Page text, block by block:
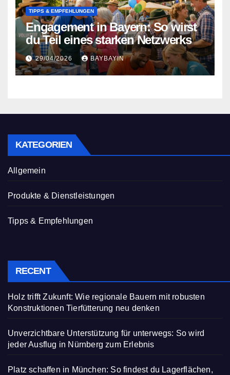
TIPPS & EMPFEHLUNGEN
Engagement in Bayern: So wirst
du Teil eines starken Netzwerks
29/04/2026 BAYBAYIN
KATEGORIEN
Allgemein
Produkte & Dienstleistungen
Tipps & Empfehlungen
RECENT
Holz trifft Zukunft: Wie regionale Bauern mit robusten
Konstruktionen Tierfütterung neu denken
Unverzichtbare Unterstützung für unterwegs: So wird
jeder Ausflug in Nürnberg zum Erlebnis
Platz schaffen in München: So findest du Lagerflächen,